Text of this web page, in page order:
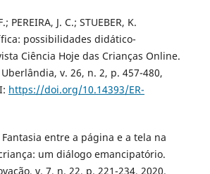
PEREIRA, J. C.; STUEBER, K.
possibilidades didático-
Ciência Hoje das Crianças Online.
v. 26, n. 2, p. 457-480,
https://doi.org/10.14393/ER-
Fantasia entre a página e a tela na
um diálogo emancipatório.
v. 7, n. 22, p. 221-234, 2020.